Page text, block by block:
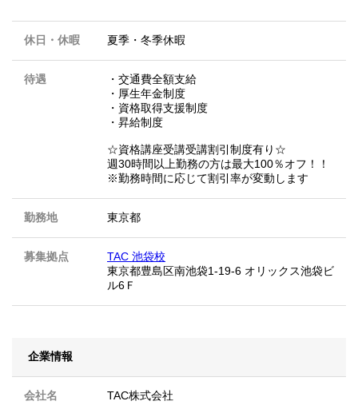
休日・休暇 夏季・冬季休暇
待遇
・交通費全額支給
・厚生年金制度
・資格取得支援制度
・昇給制度
☆資格講座受講受講割引制度有り☆
週30時間以上勤務の方は最大100％オフ！！
※勤務時間に応じて割引率が変動します
勤務地 東京都
募集拠点
TAC 池袋校
東京都豊島区南池袋1-19-6 オリックス池袋ビ
ル6Ｆ
企業情報
会社名 TAC株式会社